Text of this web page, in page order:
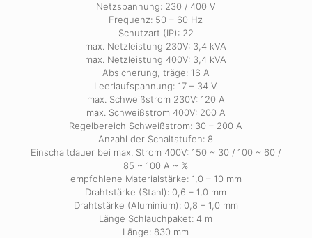
Netzspannung: 230 / 400 V
Frequenz: 50 – 60 Hz
Schutzart (IP): 22
max. Netzleistung 230V: 3,4 kVA
max. Netzleistung 400V: 3,4 kVA
Absicherung, träge: 16 A
Leerlaufspannung: 17 – 34 V
max. Schweißstrom 230V: 120 A
max. Schweißstrom 400V: 200 A
Regelbereich Schweißstrom: 30 – 200 A
Anzahl der Schaltstufen: 8
Einschaltdauer bei max. Strom 400V: 150 ~ 30 / 100 ~ 60 /
85 ~ 100 A ~ %
empfohlene Materialstärke: 1,0 – 10 mm
Drahtstärke (Stahl): 0,6 – 1,0 mm
Drahtstärke (Aluminium): 0,8 – 1,0 mm
Länge Schlauchpaket: 4 m
Länge: 830 mm